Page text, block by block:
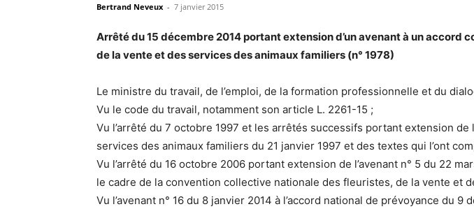
Bertrand Neveux - 7 janvier 2015
Arrêté du 15 décembre 2014 portant extension d’un avenant à un
de la vente et des services des animaux familiers (n° 1978)
Le ministre du travail, de l’emploi, de la formation professionnelle et du
Vu le code du travail, notamment son article L. 2261-15 ;
Vu l’arrêté du 7 octobre 1997 et les arrêtés successifs portant extension
services des animaux familiers du 21 janvier 1997 et des textes qui l’ont
Vu l’arrêté du 16 octobre 2006 portant extension de l’avenant n° 5 du 22
le cadre de la convention collective nationale des fleuristes, de la vente et
Vu l’avenant n° 16 du 8 janvier 2014 à l’accord national de prévoyance du 9